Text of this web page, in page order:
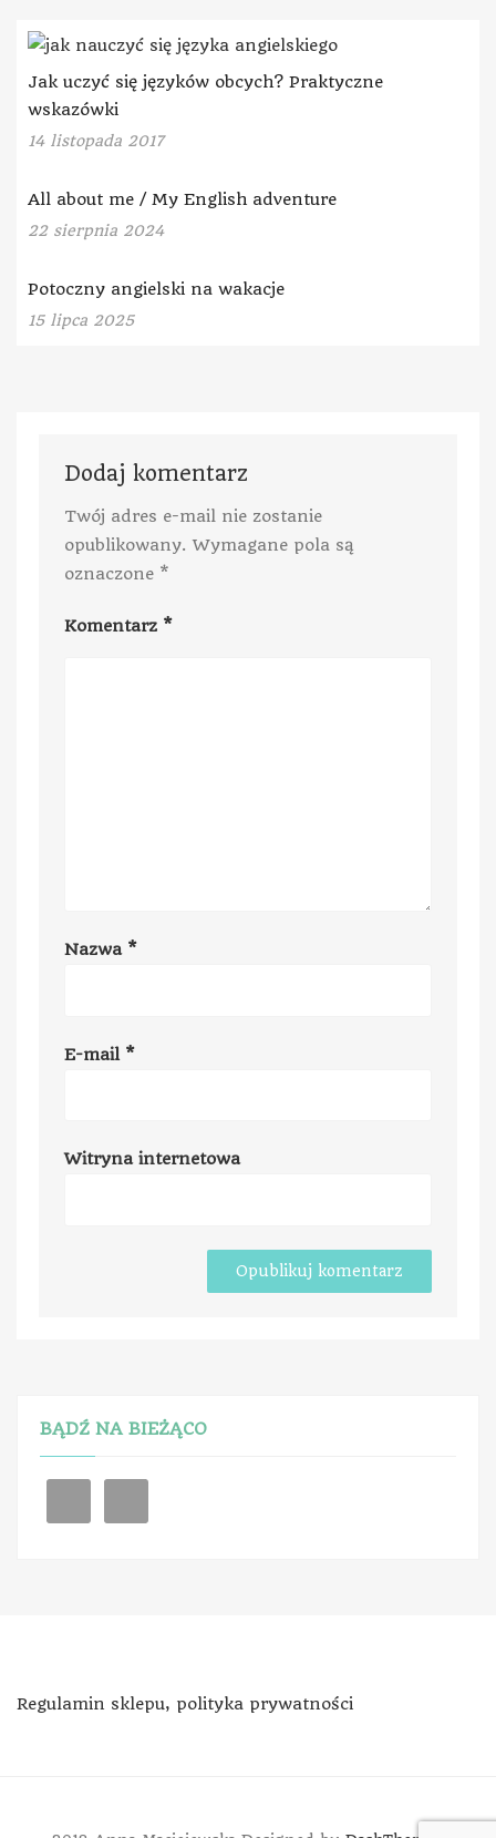
Jak uczyć się języków obcych? Praktyczne
wskazówki
14 listopada 2017
All about me / My English adventure
22 sierpnia 2024
Potoczny angielski na wakacje
15 lipca 2025
Dodaj komentarz
Twój adres e-mail nie zostanie
opublikowany. Wymagane pola są
oznaczone *
Komentarz *
Nazwa *
E-mail *
Witryna internetowa
BĄDŹ NA BIEŻĄCO
Regulamin sklepu, polityka prywatności